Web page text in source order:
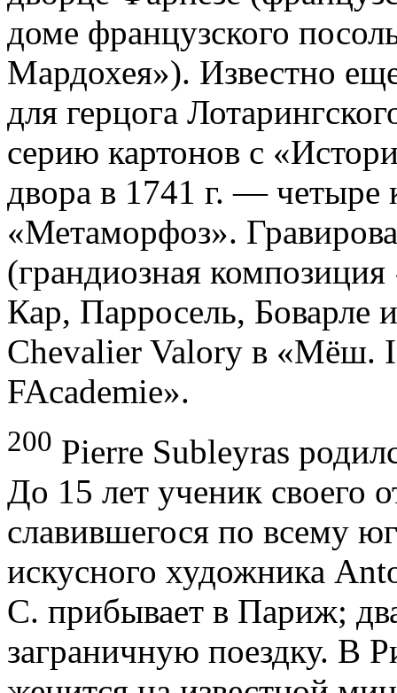
доме французского
Мардохея»). Известно
для герцога
се­рию картонов с
двора в 1741 г. — четыре
«Метаморфоз».
(грандиозная
Кар, Парросель, Боварле
Chevalier Valory в «Мёш.
FAcademie».
200 Pierre Subleyras
До 15 лет ученик своего
славившегося по всему
ис­кусного художника
С. прибывает в Париж;
заграничную поездку. В